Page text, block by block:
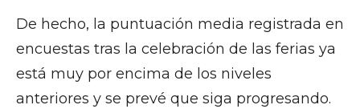
De hecho, la puntuación media registrada en
encuestas tras la celebración de las ferias ya
está muy por encima de los niveles
anteriores y se prevé que siga progresando.